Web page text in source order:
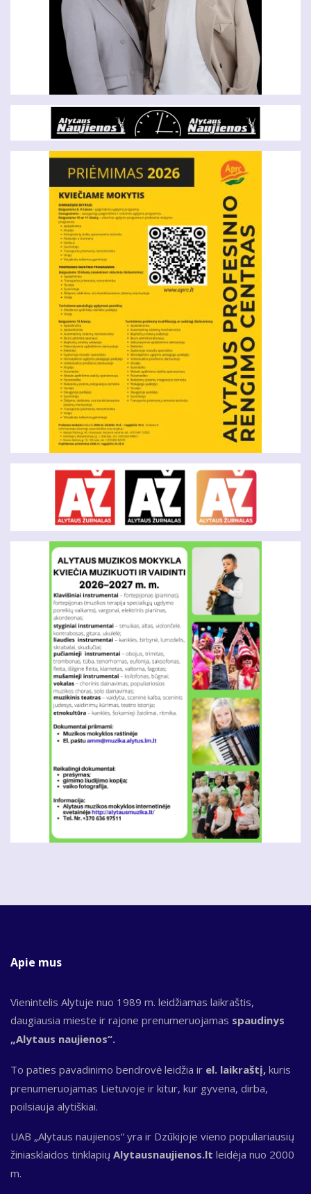
Apie mus
Vienintelis Alytuje nuo 1989 m. leidžiamas laikraštis,
daugiausia mieste ir rajone prenumeruojamas spaudinys
„Alytaus naujienos“.
To paties pavadinimo bendrovė leidžia ir el. laikraštį, kuris
prenumeruojamas Lietuvoje ir kitur, kur gyvena, dirba,
poilsiauja alytiškiai.
UAB „Alytaus naujienos“ yra ir Dzūkijoje vieno populiariausių
žiniasklaidos tinklapių Alytausnaujienos.lt leidėja nuo 2000
m.